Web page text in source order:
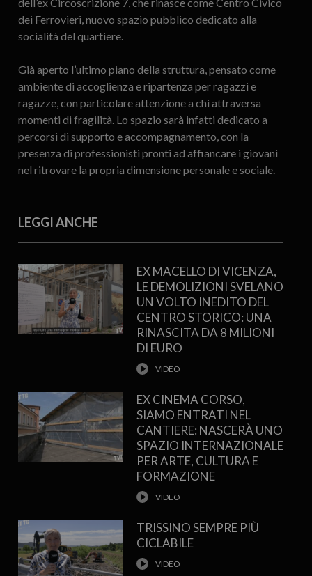
dei Ferrovieri, nuovo spazio pubblico dedicato alla
socialità del quartiere.
Già aperto l’ultimo piano della struttura, pensato come
ambiente di accoglienza e ripartenza per ragazzi e
ragazze, con particolare attenzione a chi attraversa
momenti di fragilità. Lo spazio sarà infatti dedicato a
percorsi di supporto e accompagnamento, con la
presenza di professionisti pronti ad affiancare i giovani
nel ritrovare la propria dimensione personale e sociale.
LEGGI ANCHE
EX MACELLO DI VICENZA,
LE DEMOLIZIONI SVELANO
UN VOLTO INEDITO DEL
CENTRO STORICO: UNA
RINASCITA DA 8 MILIONI
DI EURO
EX CINEMA CORSO,
SIAMO ENTRATI NEL
CANTIERE: NASCERÀ UNO
SPAZIO INTERNAZIONALE
PER ARTE, CULTURA E
FORMAZIONE
TRISSINO SEMPRE PIÙ
CICLABILE